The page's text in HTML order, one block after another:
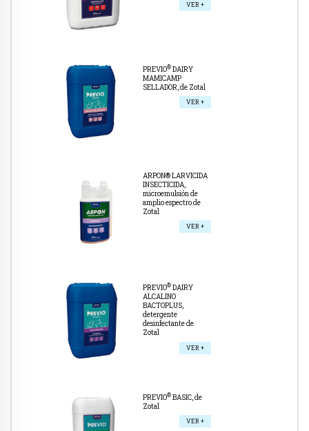
VER +
PREVIO®DAIRY
MAMICAMP
SELLADOR, de Zotal
VER +
ARPON® LARVICIDA
INSECTICIDA,
microemulsión de
amplio espectro de
Zotal
VER +
PREVIO®DAIRY
ALCALINO
BACTOPLUS,
detergente
desinfectante de
Zotal
VER +
PREVIO®BASIC, de
Zotal
VER +